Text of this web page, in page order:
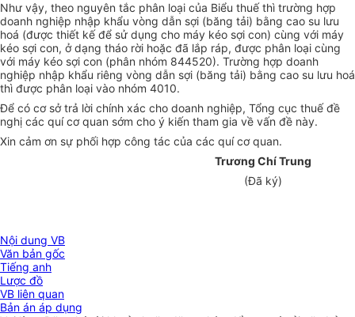
Như vậy, theo nguyên tắc phân loại của Biểu thuế thì trường hợp
doanh nghiệp nhập khẩu vòng dẫn sợi (băng tải) bằng cao su lưu
hoá (được thiết kế để sử dụng cho máy kéo sợi con) cùng với máy
kéo sợi con, ở dạng tháo rời hoặc đã lắp ráp, được phân loại cùng
với máy kéo sợi con (phân nhóm 844520). Trường hợp doanh
nghiệp nhập khẩu riêng vòng dẫn sợi (băng tải) bằng cao su lưu hoá
thì được phân loại vào nhóm 4010.
Để có cơ sở trả lời chính xác cho doanh nghiệp, Tổng cục thuế đề
nghị các quí cơ quan sớm cho ý kiến tham gia về vấn đề này.
Xin cảm ơn sự phối hợp công tác của các quí cơ quan.
Trương Chí Trung
(Đã ký)
Nội dung VB
Văn bản gốc
Tiếng anh
Lược đồ
VB liên quan
Bản án áp dụng